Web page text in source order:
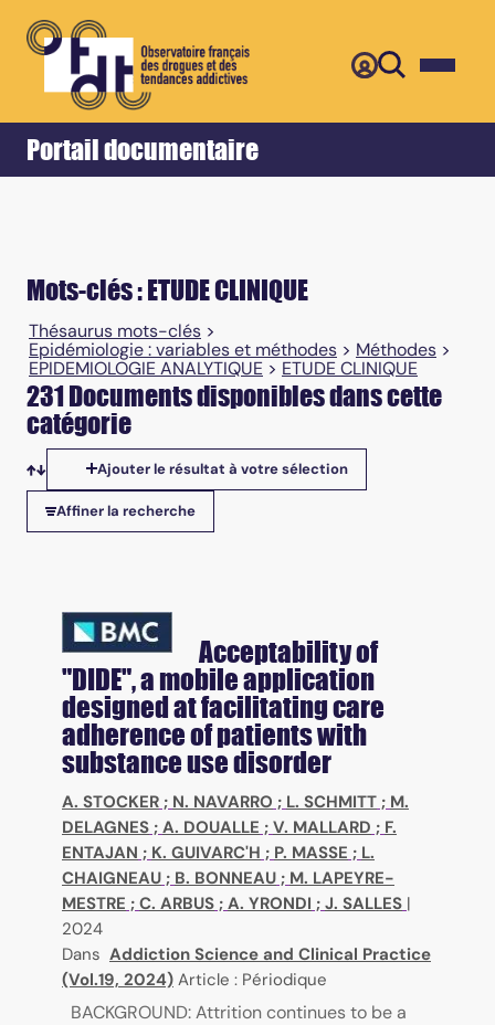
Portail documentaire
Accueil Retour
Mots-clés : ETUDE CLINIQUE
Thésaurus mots-clés >
Epidémiologie : variables et méthodes > Méthodes >
EPIDEMIOLOGIE ANALYTIQUE > ETUDE CLINIQUE
231 Documents disponibles dans cette
catégorie
Tris disponibles
Ajouter le résultat à votre sélection
Affiner la recherche
Acceptability of
"DIDE", a mobile application
designed at facilitating care
adherence of patients with
substance use disorder
A. STOCKER ; N. NAVARRO ; L. SCHMITT ; M.
DELAGNES ; A. DOUALLE ; V. MALLARD ; F.
ENTAJAN ; K. GUIVARC'H ; P. MASSE ; L.
CHAIGNEAU ; B. BONNEAU ; M. LAPEYRE-
MESTRE ; C. ARBUS ; A. YRONDI ; J. SALLES |
2024
Dans Addiction Science and Clinical Practice
(Vol.19, 2024) Article : Périodique
BACKGROUND: Attrition continues to be a